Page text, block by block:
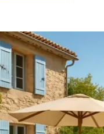
inscription
au
patrimoine
mondial
de
l
unesco